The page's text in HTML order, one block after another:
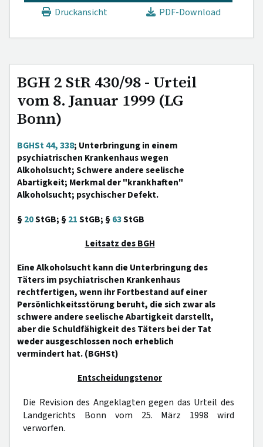
Druckansicht
PDF-Download
BGH 2 StR 430/98 - Urteil
vom 8. Januar 1999 (LG
Bonn)
BGHSt 44, 338; Unterbringung in einem
psychiatrischen Krankenhaus wegen
Alkoholsucht; Schwere andere seelische
Abartigkeit; Merkmal der "krankhaften"
Alkoholsucht; psychischer Defekt.
§20StGB; §21StGB; §63StGB
Leitsatz des BGH
Eine Alkoholsucht kann die Unterbringung des
Täters im psychiatrischen Krankenhaus
rechtfertigen, wenn ihr Fortbestand auf einer
Persönlichkeitsstörung beruht, die sich zwar als
schwere andere seelische Abartigkeit darstellt,
aber die Schuldfähigkeit des Täters bei der Tat
weder ausgeschlossen noch erheblich
vermindert hat. (BGHSt)
Entscheidungstenor
Die Revision des Angeklagten gegen das Urteil des
Landgerichts Bonn vom 25. März 1998 wird
verworfen.